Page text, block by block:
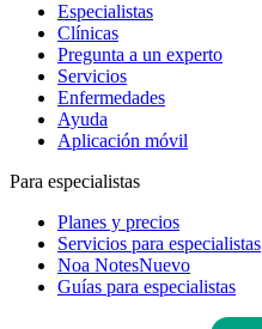
Especialistas
Clínicas
Pregunta a un experto
Servicios
Enfermedades
Ayuda
Aplicación móvil
Para especialistas
Planes y precios
Servicios para especialistas
Noa NotesNuevo
Guías para especialistas